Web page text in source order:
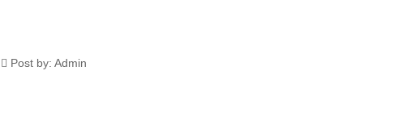
Post by: Admin